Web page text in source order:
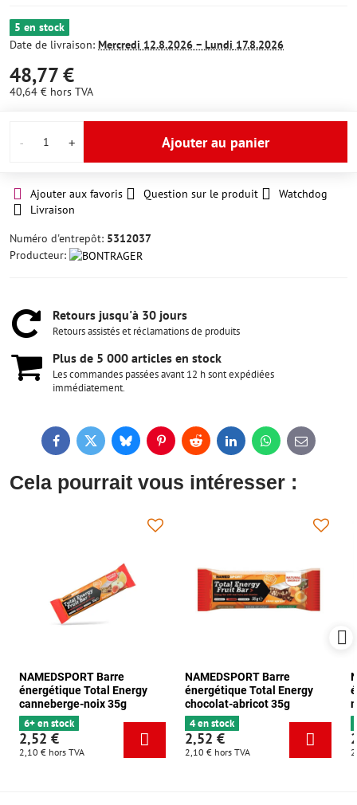
5 en stock
Date de livraison: Mercredi 12.8.2026 − Lundi 17.8.2026
48,77 €
40,64 € hors TVA
Ajouter au panier
Ajouter aux favoris Question sur le produit
Watchdog
Livraison
Numéro d'entrepôt: 5312037
Producteur:
Retours jusqu'à 30 jours
Retours assistés et réclamations de produits
Plus de 5 000 articles en stock
Les commandes passées avant 12 h sont expédiées
immédiatement.
FacebookTwitterBlueskyPinterestReddit LinkedInWhatsApp
E-
mail
Cela pourrait vous intéresser :
NAMEDSPORT Barre
énergétique Total Energy
canneberge-noix 35g
6+ en stock
2,52 €
2,10 € hors TVA
NAMEDSPORT Barre
énergétique Total Energy
chocolat-abricot 35g
4 en stock
2,52 €
2,10 € hors TVA